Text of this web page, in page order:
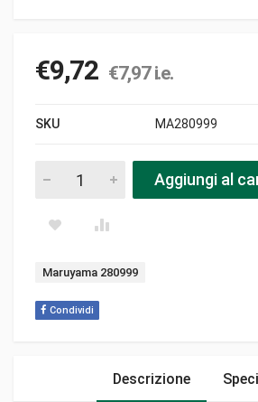
€9,72 €7,97i.e.
SKU MA280999
Puleggia avv. fac. pezziAggiungi al
Tag:
Maruyama 280999
Condividi
Descrizione